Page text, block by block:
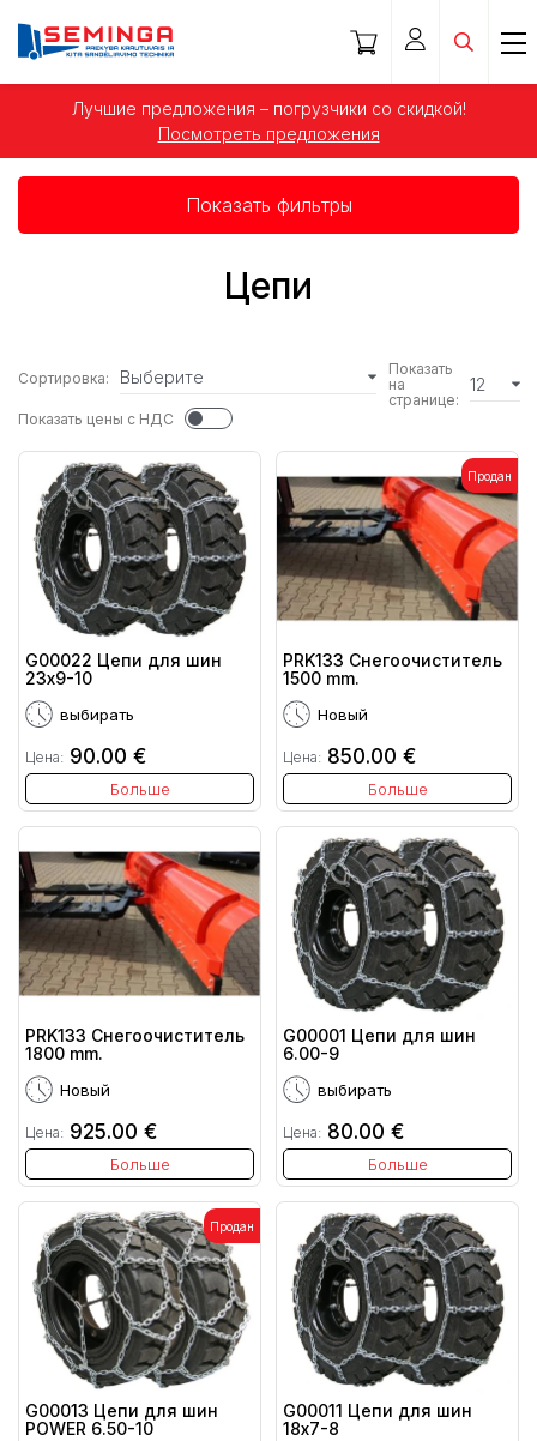
Лучшие предложения – погрузчики со скидкой!
Посмотреть предложения
Показать фильтры
Цепи
Сортировка: Выберите
Показать
на
странице:
12
Показать цены с НДС
G00022 Цепи для шин
23x9-10
выбирать
Цена: 90.00 €
Больше
Продан
PRK133 Снегоочиститель
1500 mm.
Новый
Цена: 850.00 €
Больше
PRK133 Снегоочиститель
1800 mm.
Новый
Цена: 925.00 €
Больше
G00001 Цепи для шин
6.00-9
выбирать
Цена: 80.00 €
Больше
Продан
G00013 Цепи для шин
POWER 6.50-10
G00011 Цепи для шин
18x7-8